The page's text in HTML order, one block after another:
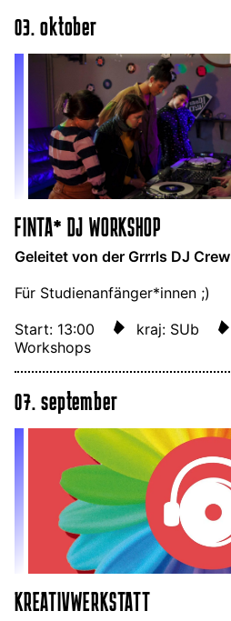
03. oktober
FINTA* DJ WORKSHOP
Geleitet von der Grrrls DJ Crew
Für Studienanfänger*innen ;)
Start: 13:00 kraj: SUb
Workshops
07. september
KREATIVWERKSTATT